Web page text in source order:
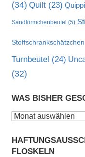
(34) Quilt (23)
Sandförmchenbeutel (5)
Stoffschrankschätzchen
Turnbeutel (24)
(32)
WAS BISHER
Was
geschah:
FLOSKELN